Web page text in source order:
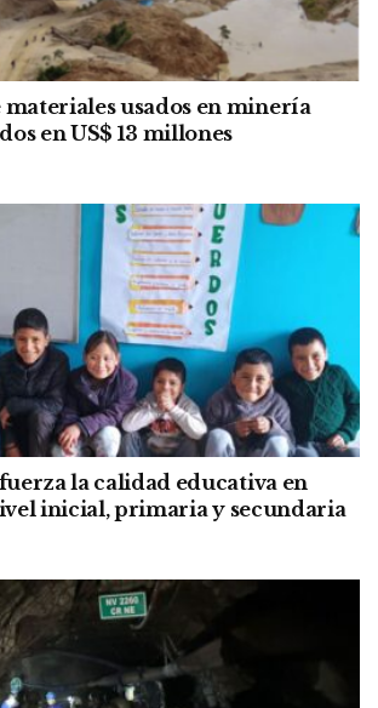
usados en minería
en US$ 13 millones
la calidad educativa en
inicial, primaria y secundaria